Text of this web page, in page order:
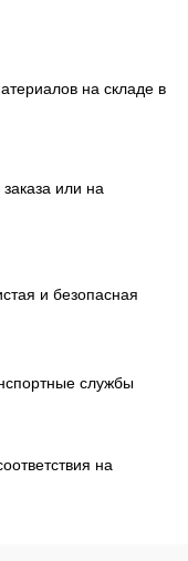
на складе в
или на
и безопасная
службы
на